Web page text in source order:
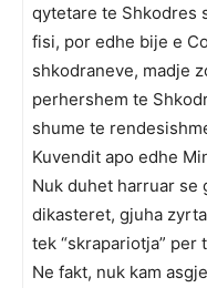
qytetare te Shkodres
fisi, por edhe bije e
shkodraneve, madje
perhershem te
shume te
Kuvendit apo edhe
Nuk duhet harruar se
dikasteret, gjuha
tek “skrapariotja” per
Ne fakt, nuk kam